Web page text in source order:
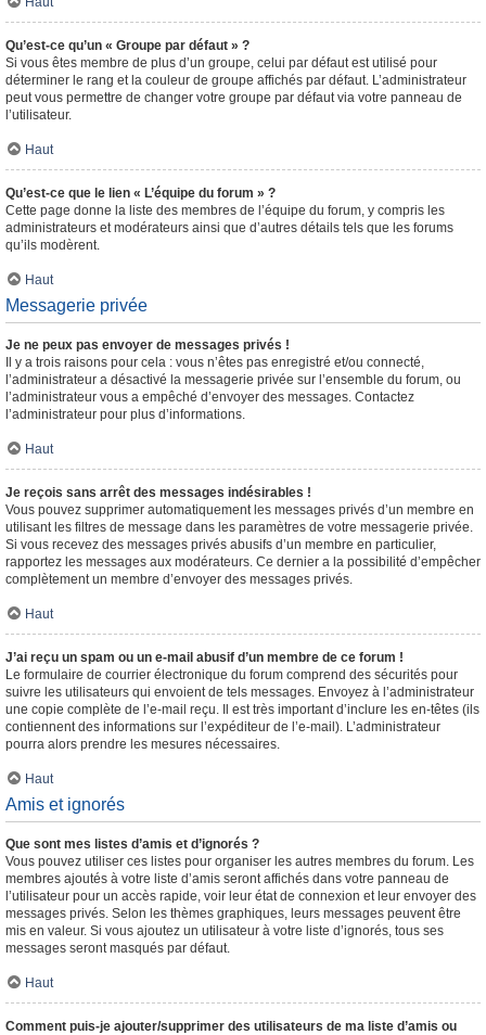
Qu’est-ce qu’un « Groupe par défaut » ?
Si vous êtes membre de plus d’un groupe, celui par défaut est utilisé pour
déterminer le rang et la couleur de groupe affichés par défaut. L’administrateur
peut vous permettre de changer votre groupe par défaut via votre panneau de
l’utilisateur.
Haut
Qu’est-ce que le lien « L’équipe du forum » ?
Cette page donne la liste des membres de l’équipe du forum, y compris les
administrateurs et modérateurs ainsi que d’autres détails tels que les forums
qu’ils modèrent.
Haut
Messagerie privée
Je ne peux pas envoyer de messages privés !
Il y a trois raisons pour cela : vous n’êtes pas enregistré et/ou connecté,
l’administrateur a désactivé la messagerie privée sur l’ensemble du forum, ou
l’administrateur vous a empêché d’envoyer des messages. Contactez
l’administrateur pour plus d’informations.
Haut
Je reçois sans arrêt des messages indésirables !
Vous pouvez supprimer automatiquement les messages privés d’un membre en
utilisant les filtres de message dans les paramètres de votre messagerie privée.
Si vous recevez des messages privés abusifs d’un membre en particulier,
rapportez les messages aux modérateurs. Ce dernier a la possibilité d’empêcher
complètement un membre d’envoyer des messages privés.
Haut
J’ai reçu un spam ou un e-mail abusif d’un membre de ce forum !
Le formulaire de courrier électronique du forum comprend des sécurités pour
suivre les utilisateurs qui envoient de tels messages. Envoyez à l’administrateur
une copie complète de l’e-mail reçu. Il est très important d’inclure les en-têtes (ils
contiennent des informations sur l’expéditeur de l’e-mail). L’administrateur
pourra alors prendre les mesures nécessaires.
Haut
Amis et ignorés
Que sont mes listes d’amis et d’ignorés ?
Vous pouvez utiliser ces listes pour organiser les autres membres du forum. Les
membres ajoutés à votre liste d’amis seront affichés dans votre panneau de
l’utilisateur pour un accès rapide, voir leur état de connexion et leur envoyer des
messages privés. Selon les thèmes graphiques, leurs messages peuvent être
mis en valeur. Si vous ajoutez un utilisateur à votre liste d’ignorés, tous ses
messages seront masqués par défaut.
Haut
Comment puis-je ajouter/supprimer des utilisateurs de ma liste d’amis ou